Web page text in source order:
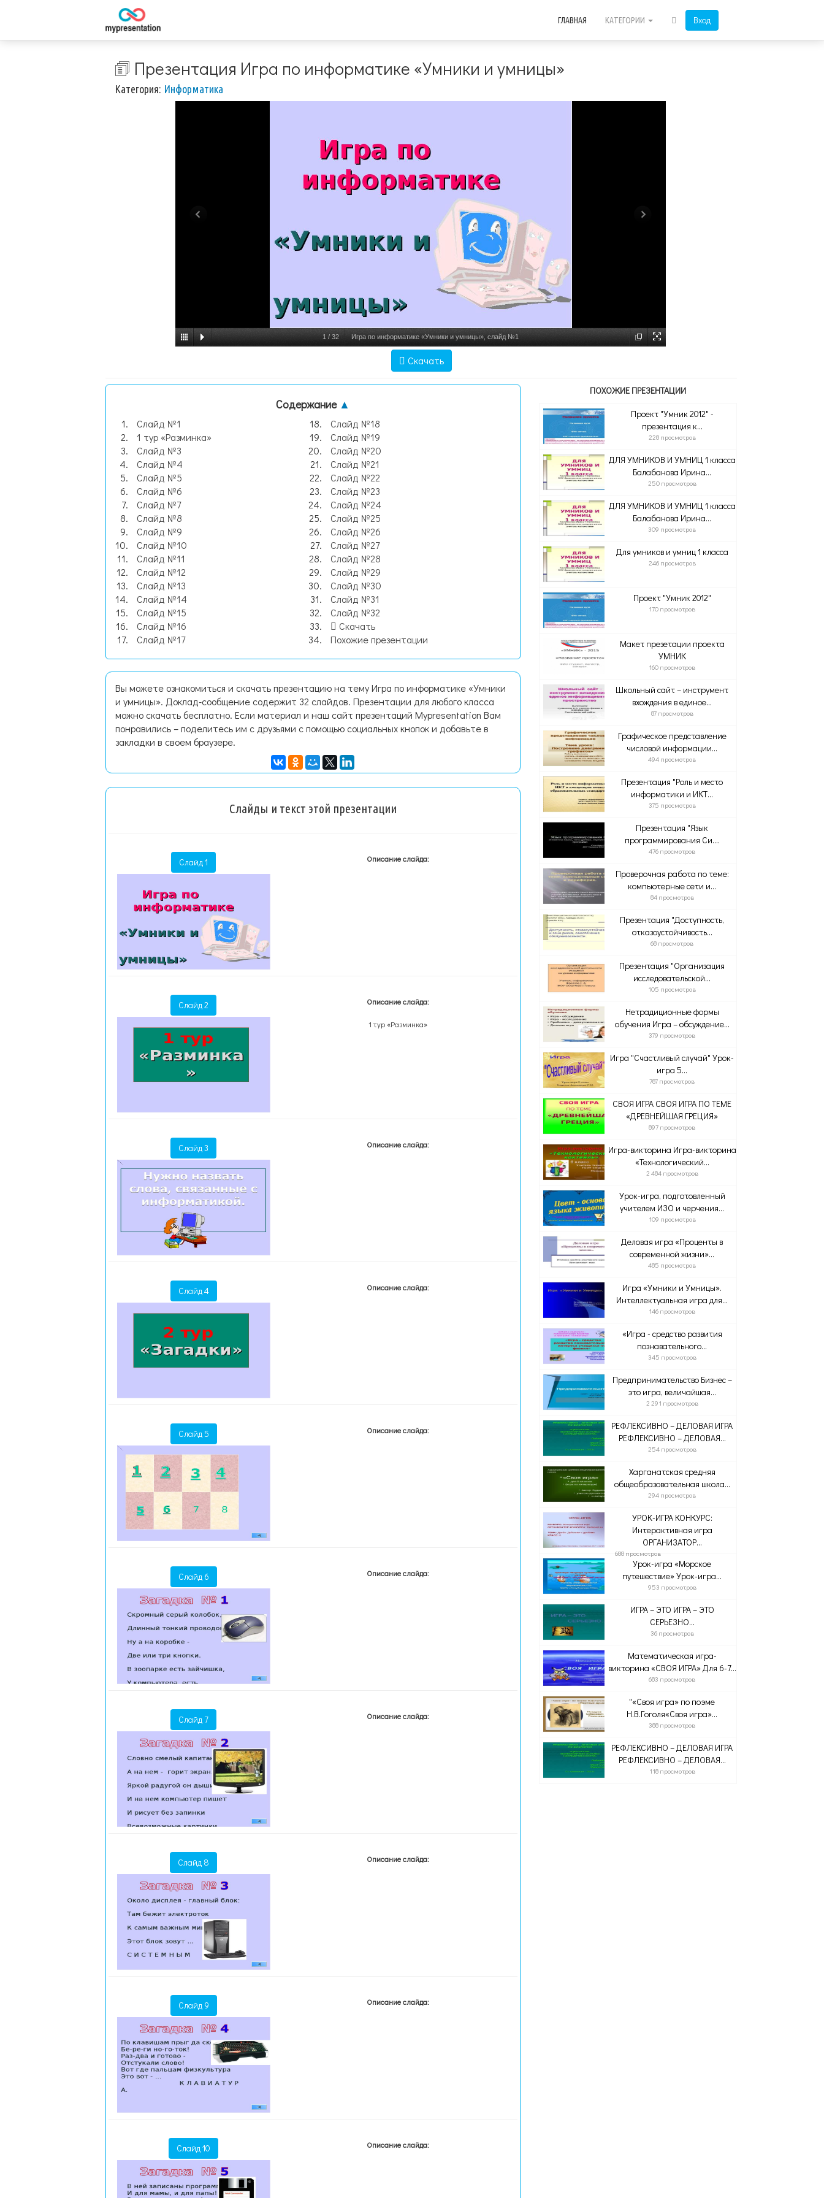
Вход
ГЛАВНАЯ КАТЕГОРИИ
🗊 Презентация Игра по информатике «Умники и умницы»
Категория: Информатика
1 / 32 Игра по информатике «Умники и умницы», слайд №1
Скачать
Содержание ▲
Слайд №1
1 тур «Разминка»
Слайд №3
Слайд №4
Слайд №5
Слайд №6
Слайд №7
Слайд №8
Слайд №9
Слайд №10
Слайд №11
Слайд №12
Слайд №13
Слайд №14
Слайд №15
Слайд №16
Слайд №17
Слайд №18
Слайд №19
Слайд №20
Слайд №21
Слайд №22
Слайд №23
Слайд №24
Слайд №25
Слайд №26
Слайд №27
Слайд №28
Слайд №29
Слайд №30
Слайд №31
Слайд №32
Скачать
Похожие презентации
Вы можете ознакомиться и скачать презентацию на тему Игра по информатике «Умники
и умницы». Доклад-сообщение содержит 32 слайдов. Презентации для любого класса
можно скачать бесплатно. Если материал и наш сайт презентаций Mypresentation Вам
понравились – поделитесь им с друзьями с помощью социальных кнопок и добавьте в
закладки в своем браузере.
Слайды и текст этой презентации
Слайд 1 Описание слайда:
Слайд 2 Описание слайда:
1 тур «Разминка»
Слайд 3 Описание слайда:
Слайд 4 Описание слайда:
Слайд 5 Описание слайда:
Слайд 6 Описание слайда:
Слайд 7 Описание слайда:
Слайд 8 Описание слайда:
Слайд 9 Описание слайда:
Слайд 10 Описание слайда:
ПОХОЖИЕ ПРЕЗЕНТАЦИИ
Проект "Умник 2012" -
презентация к...
228 просмотров
ДЛЯ УМНИКОВ И УМНИЦ 1 класса
Балабанова Ирина...
250 просмотров
ДЛЯ УМНИКОВ И УМНИЦ 1 класса
Балабанова Ирина...
309 просмотров
Для умников и умниц 1 класса
246 просмотров
Проект "Умник 2012"
170 просмотров
Макет презетации проекта
УМНИК
160 просмотров
Школьный сайт – инструмент
вхождения в единое...
87 просмотров
Графическое представление
числовой информации...
494 просмотров
Презентация "Роль и место
информатики и ИКТ...
375 просмотров
Презентация "Язык
программирования Си....
476 просмотров
Проверочная работа по теме:
компьютерные сети и...
84 просмотров
Презентация "Доступность,
отказоустойчивость...
68 просмотров
Презентация "Организация
исследовательской...
105 просмотров
Нетрадиционные формы
обучения Игра – обсуждение...
379 просмотров
Игра "Счастливый случай" Урок-
игра 5...
787 просмотров
СВОЯ ИГРА СВОЯ ИГРА ПО ТЕМЕ
«ДРЕВНЕЙШАЯ ГРЕЦИЯ»
897 просмотров
Игра-викторина Игра-викторина
«Технологический...
2 484 просмотров
Урок-игра, подготовленный
учителем ИЗО и черчения...
109 просмотров
Деловая игра «Проценты в
современной жизни»...
485 просмотров
Игра «Умники и Умницы».
Интеллектуальная игра для...
146 просмотров
«Игра - средство развития
познавательного...
345 просмотров
Предпринимательство Бизнес –
это игра, величайшая...
2 291 просмотров
РЕФЛЕКСИВНО – ДЕЛОВАЯ ИГРА
РЕФЛЕКСИВНО – ДЕЛОВАЯ...
254 просмотров
Харганатская средняя
общеобразовательная школа...
294 просмотров
УРОК-ИГРА КОНКУРС:
Интерактивная игра
ОРГАНИЗАТОР...
688 просмотров
Урок-игра «Морское
путешествие» Урок-игра...
953 просмотров
ИГРА – ЭТО ИГРА – ЭТО
СЕРЬЕЗНО…
36 просмотров
Математическая игра-
викторина «СВОЯ ИГРА» Для 6-7...
683 просмотров
"«Своя игра» по поэме
Н.В.Гоголя«Своя игра»...
388 просмотров
РЕФЛЕКСИВНО – ДЕЛОВАЯ ИГРА
РЕФЛЕКСИВНО – ДЕЛОВАЯ...
118 просмотров